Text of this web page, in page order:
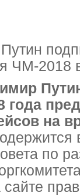
ЧМ-2018
года
на
по